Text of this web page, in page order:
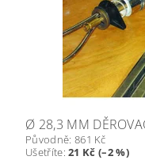
Ø 28,3 MM
Původně: 861 Kč
Ušetříte:21 Kč (–2 %)